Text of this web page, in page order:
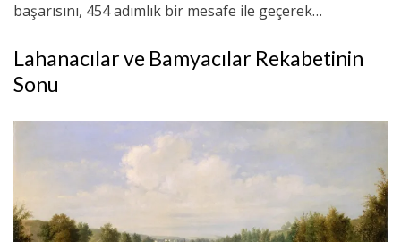
başarısını, 454 adımlık bir mesafe ile geçerek…
Lahanacılar ve Bamyacılar Rekabetinin
Sonu